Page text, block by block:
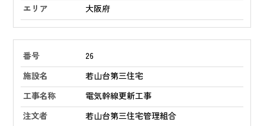
大阪府
26
若山台第三住宅
電気幹線更新工事
若山台第三住宅管理組合